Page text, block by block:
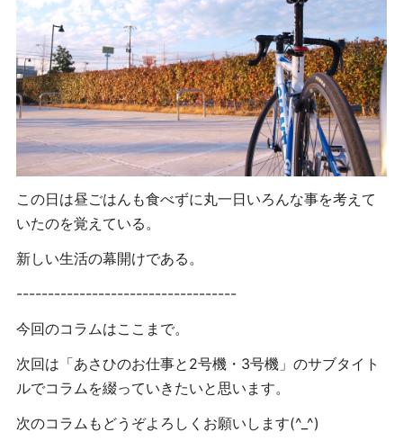
この日は昼ごはんも食べずに丸一日いろんな事を考えて
いたのを覚えている。
新しい生活の幕開けである。
-----------------------------------
今回のコラムはここまで。
次回は「あさひのお仕事と2号機・3号機」のサブタイト
ルでコラムを綴っていきたいと思います。
次のコラムもどうぞよろしくお願いします(^_^)